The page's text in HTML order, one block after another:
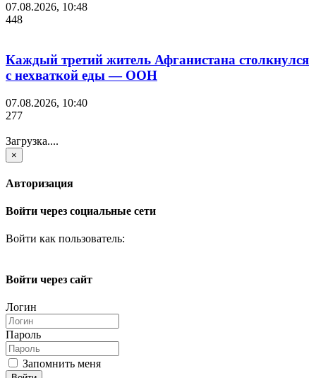
07.08.2026, 10:48
448
Каждый третий житель Афганистана столкнулся
с нехваткой еды — ООН
07.08.2026, 10:40
277
Загрузка....
×
Авторизация
Войти через социальные сети
Войти как пользователь:
Войти через сайт
Логин
Пароль
Запомнить меня